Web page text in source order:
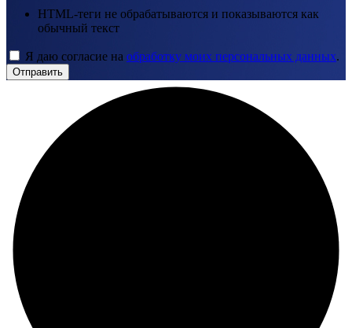
HTML-теги не обрабатываются и показываются как
обычный текст
Я даю согласие на обработку моих персональных данных.
Отправить